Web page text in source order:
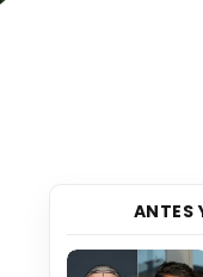
ANTES